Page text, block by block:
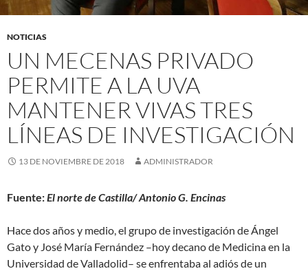
NOTICIAS
UN MECENAS PRIVADO
PERMITE A LA UVA
MANTENER VIVAS TRES
LÍNEAS DE INVESTIGACIÓN
13 DE NOVIEMBRE DE 2018 ADMINISTRADOR
Fuente:El norte de Castilla/ Antonio G. Encinas
Hace dos años y medio, el grupo de investigación de Ángel
Gato y José María Fernández –hoy decano de Medicina en la
Universidad de Valladolid– se enfrentaba al adiós de un